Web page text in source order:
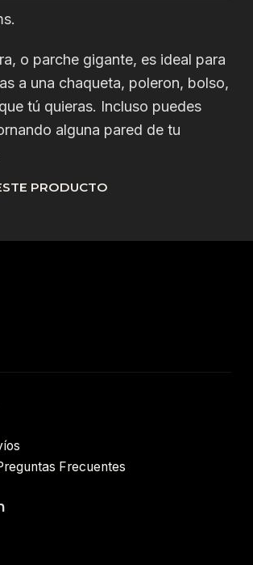
o parche gigante, es ideal para
a una chaqueta, poleron, bolso,
tú quieras. Incluso puedes
alguna pared de tu
PRODUCTO
Frecuentes